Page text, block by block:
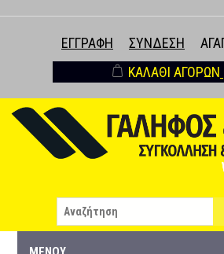
ΕΓΓΡΑΦΉ ΣΎΝΔΕΣΗ
ΚΑΛΆΘΙ ΑΓΟΡΏΝ